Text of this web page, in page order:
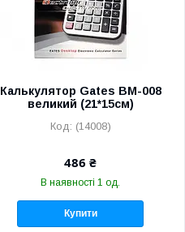
Калькулятор Gates BM-008
великий (21*15см)
(14008)
486 ₴
В наявності 1 од.
Купити